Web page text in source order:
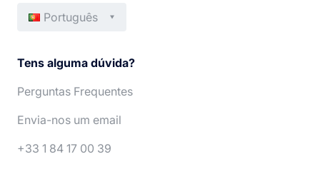
Português
Español
Tens alguma dúvida?
Perguntas Frequentes
Envia-nos um email
+33 1 84 17 00 39